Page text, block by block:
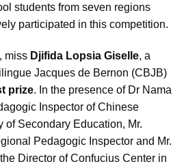
students from seven regions
participated in this competition.
miss Djifida Lopsia Giselle, a
Jacques de Bernon (CBJB)
prize. In the presence of Dr Nama
Inspector of Chinese
of Secondary Education, Mr.
Pedagogic Inspector and Mr.
Director of Confucius Center in